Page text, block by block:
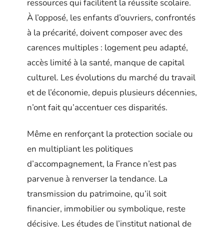
ressources qui facilitent la réussite scolaire.
À l’opposé, les enfants d’ouvriers, confrontés
à la précarité, doivent composer avec des
carences multiples : logement peu adapté,
accès limité à la santé, manque de capital
culturel. Les évolutions du marché du travail
et de l’économie, depuis plusieurs décennies,
n’ont fait qu’accentuer ces disparités.
Même en renforçant la protection sociale ou
en multipliant les politiques
d’accompagnement, la France n’est pas
parvenue à renverser la tendance. La
transmission du patrimoine, qu’il soit
financier, immobilier ou symbolique, reste
décisive. Les études de l’institut national de